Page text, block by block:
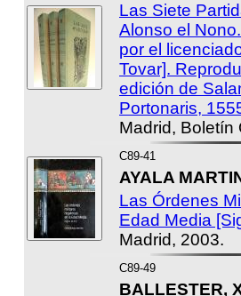
Las Siete
Alonso el
por el
Tovar].
edición de
Portonaris,
Madrid, Boletín
C89-41
AYALA
Las Órdenes
Edad Media
Madrid, 2003.
C89-49
BALLESTER,